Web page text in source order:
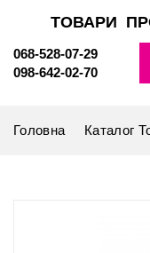
ТОВАРИ
068-528-07-29
098-642-02-70
Головна Каталог